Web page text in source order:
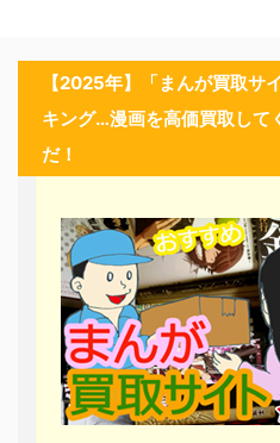
【2025年】「まんが買取サ
キング…漫画を高価買取して
だ！